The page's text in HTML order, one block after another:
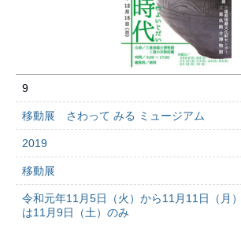
9
移動展 さわって みる ミュージアム
2019
移動展
令和元年11月5日（火）から11月11日（
は11月9日（土）のみ